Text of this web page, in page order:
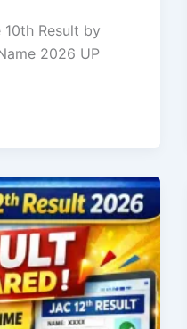
10th Result by
2026 UP